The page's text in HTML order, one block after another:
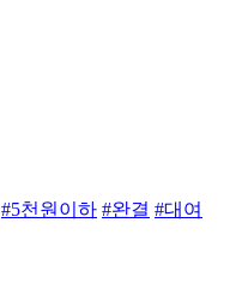
#5천원이하 #완결 #대여